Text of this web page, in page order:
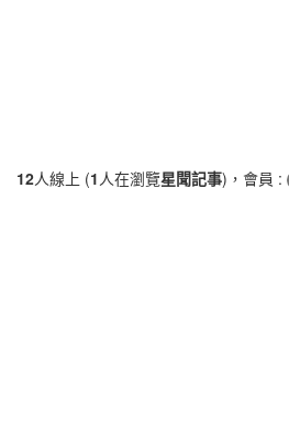
12人線上 (1 人在瀏覽星聞記事)，會員 :